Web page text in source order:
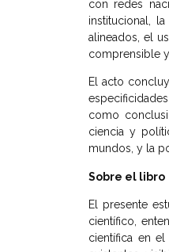
con redes
institucional,
alineados, el
comprensible
El acto
como
ciencia y
mundos, y la
Sobre el libro
El presente
científico,
científica en